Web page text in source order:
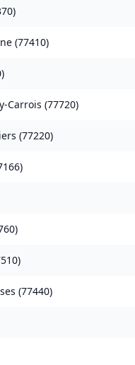
)
(77410)
)
Carrois (77720)
(77220)
)
)
)
(77440)